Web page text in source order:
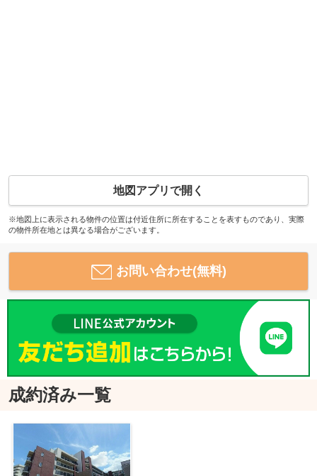
地図アプリで開く
※地図上に表示される物件の位置は付近住所に所在することを表すものであり、実際
の物件所在地とは異なる場合がございます。
お問い合わせ(無料)
成約済み一覧